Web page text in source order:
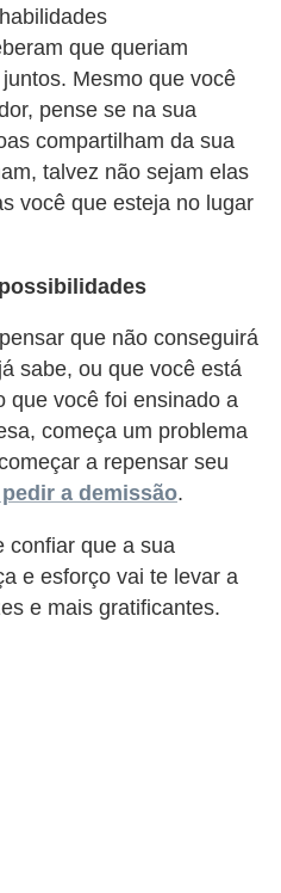
que queriam
Mesmo que você
pense se na sua
compartilham da sua
talvez não sejam elas
você que esteja no lugar
que não conseguirá
sabe, ou que você está
que você foi ensinado a
começa um problema
a repensar seu
a demissão.
confiar que a sua
e esforço vai te levar a
e mais gratificantes.